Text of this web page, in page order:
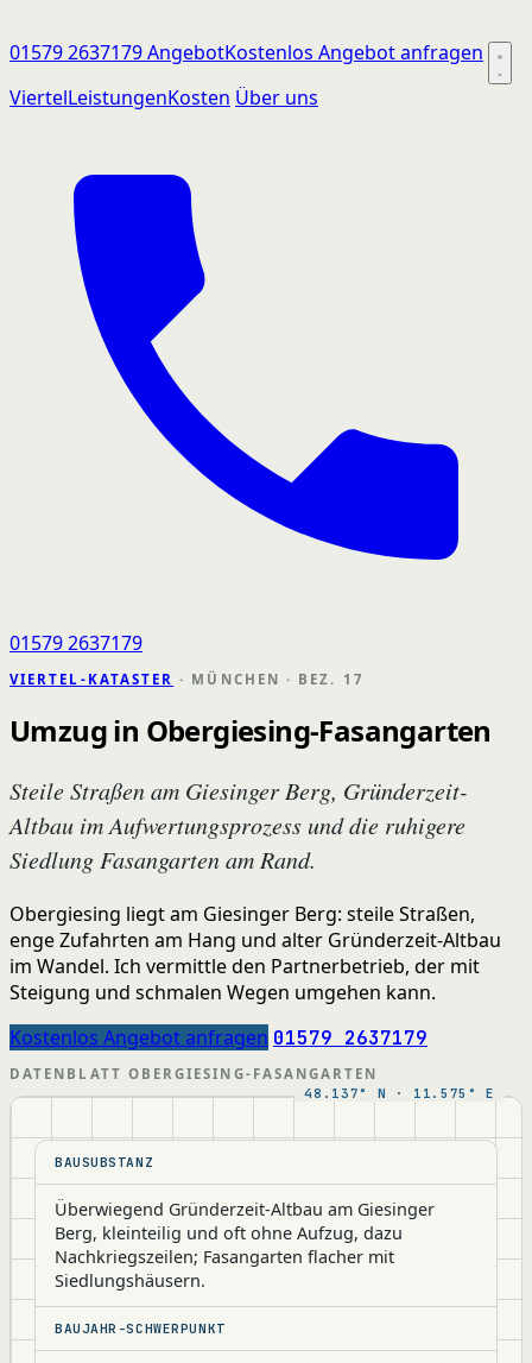
01579 2637179AngebotKostenlos Angebot anfragen
ViertelLeistungenKosten Über uns
01579 2637179
VIERTEL-KATASTER · MÜNCHEN · BEZ. 17
Umzug in Obergiesing-Fasangarten
Steile Straßen am Giesinger Berg, Gründerzeit-
Altbau im Aufwertungsprozess und die ruhigere
Siedlung Fasangarten am Rand.
Obergiesing liegt am Giesinger Berg: steile Straßen,
enge Zufahrten am Hang und alter Gründerzeit-Altbau
im Wandel. Ich vermittle den Partnerbetrieb, der mit
Steigung und schmalen Wegen umgehen kann.
Kostenlos Angebot anfragen 01579 2637179
DATENBLATT OBERGIESING-FASANGARTEN
BAUSUBSTANZ
Überwiegend Gründerzeit-Altbau am Giesinger
Berg, kleinteilig und oft ohne Aufzug, dazu
Nachkriegszeilen; Fasangarten flacher mit
Siedlungshäusern.
BAUJAHR-SCHWERPUNKT